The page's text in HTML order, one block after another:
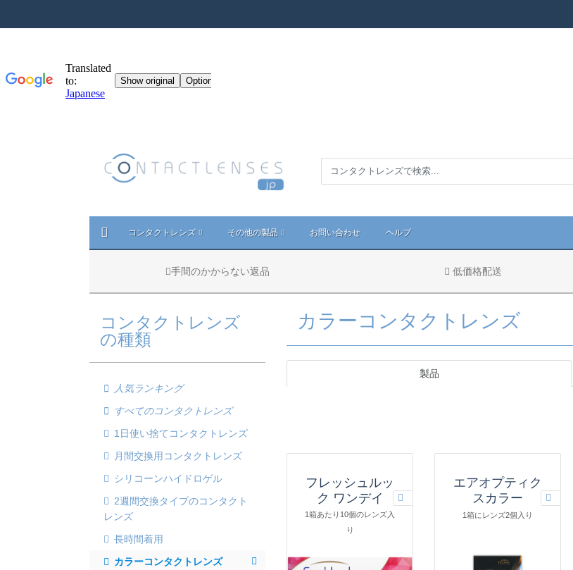
コンタクトレンズ その他の製品 お問い合わせ ヘルプ
手間のかからない返品 低価格配送
コンタクトレンズ
の種類
人気ランキング
すべてのコンタクトレンズ
1日使い捨てコンタクトレンズ
月間交換用コンタクトレンズ
シリコーンハイドロゲル
2週間交換タイプのコンタクト
レンズ
長時間着用
カラーコンタクトレンズ
カラーコンタクトレンズ
製品
フレッシュルッ
ク ワンデイ
1箱あたり10個のレンズ入
り
エアオプティク
スカラー
1箱にレンズ2個入り